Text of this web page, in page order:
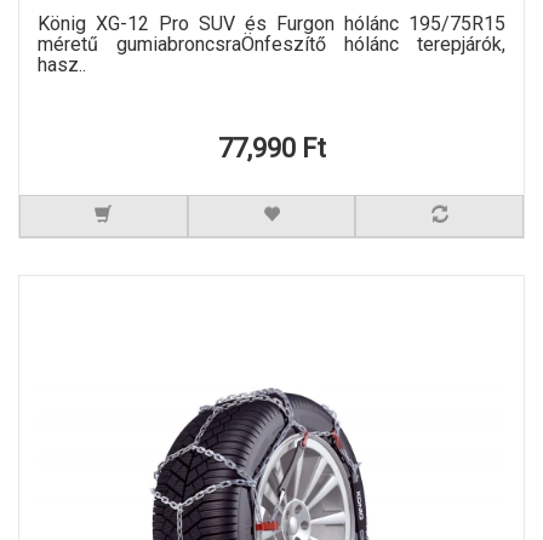
König XG-12 Pro SUV és Furgon hólánc 195/75R15
méretű gumiabroncsraÖnfeszítő hólánc terepjárók,
hasz..
77,990 Ft